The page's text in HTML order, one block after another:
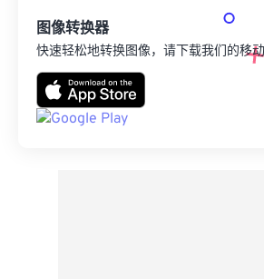
图像转换器
快速轻松地转换图像，请下载我们的移动